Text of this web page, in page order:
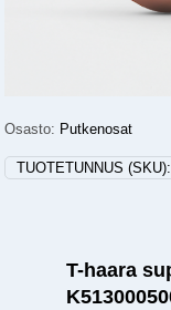
Osasto: Putkenosat
TUOTETUNNUS
T-haara